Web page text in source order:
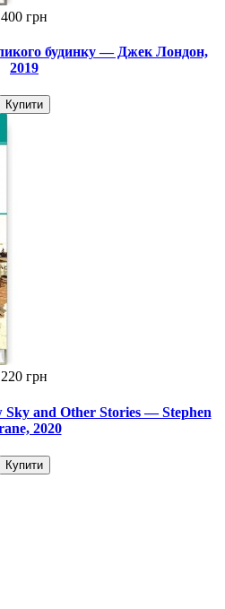
400 грн
будинку — Джек Лондон,
2019
Купити
220 грн
Sky and Other Stories — Stephen
2020
Купити